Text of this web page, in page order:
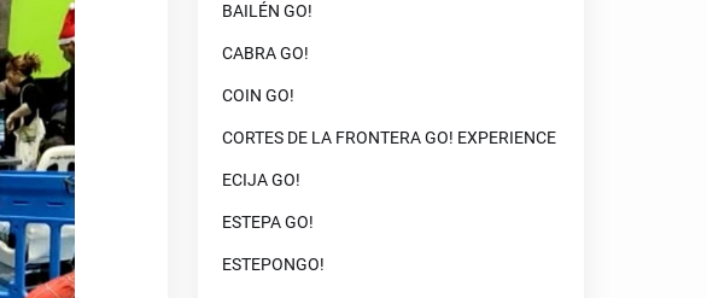
BAILÉN GO!
CABRA GO!
COIN GO!
CORTES DE LA FRONTERA GO! EXPERIENCE
ECIJA GO!
ESTEPA GO!
ESTEPONGO!